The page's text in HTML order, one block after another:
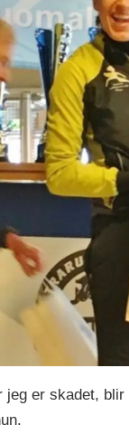
jeg er skadet,